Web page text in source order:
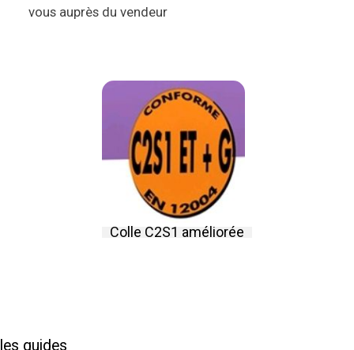
vous auprès du vendeur
Colle C2S1 améliorée
les guides